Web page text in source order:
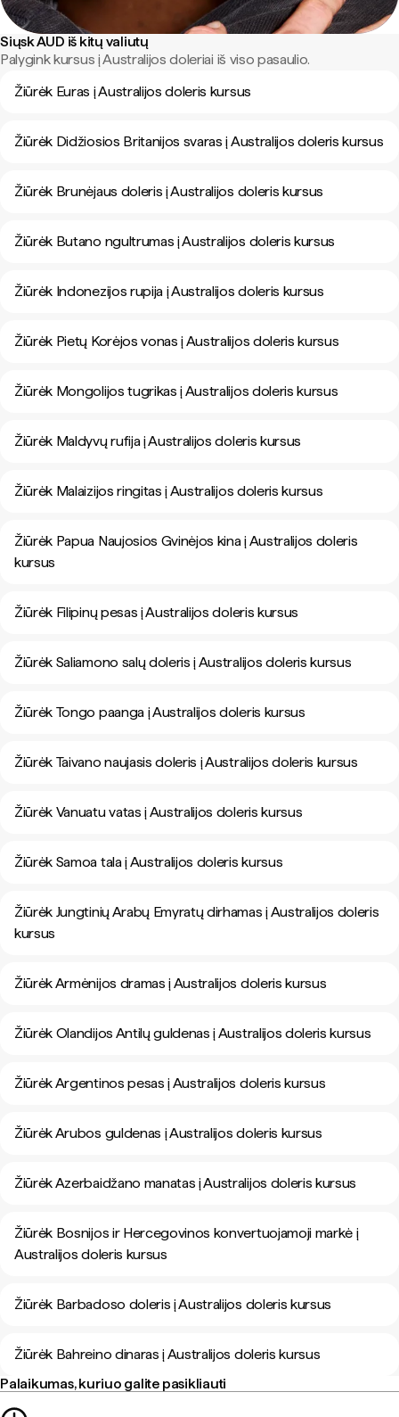
Siųsk AUD iš kitų valiutų
Palygink kursus į Australijos doleriai iš viso pasaulio.
Žiūrėk Euras į Australijos doleris kursus
Žiūrėk Didžiosios Britanijos svaras į Australijos doleris kursus
Žiūrėk Brunėjaus doleris į Australijos doleris kursus
Žiūrėk Butano ngultrumas į Australijos doleris kursus
Žiūrėk Indonezijos rupija į Australijos doleris kursus
Žiūrėk Pietų Korėjos vonas į Australijos doleris kursus
Žiūrėk Mongolijos tugrikas į Australijos doleris kursus
Žiūrėk Maldyvų rufija į Australijos doleris kursus
Žiūrėk Malaizijos ringitas į Australijos doleris kursus
Žiūrėk Papua Naujosios Gvinėjos kina į Australijos doleris
kursus
Žiūrėk Filipinų pesas į Australijos doleris kursus
Žiūrėk Saliamono salų doleris į Australijos doleris kursus
Žiūrėk Tongo paanga į Australijos doleris kursus
Žiūrėk Taivano naujasis doleris į Australijos doleris kursus
Žiūrėk Vanuatu vatas į Australijos doleris kursus
Žiūrėk Samoa tala į Australijos doleris kursus
Žiūrėk Jungtinių Arabų Emyratų dirhamas į Australijos doleris
kursus
Žiūrėk Armėnijos dramas į Australijos doleris kursus
Žiūrėk Olandijos Antilų guldenas į Australijos doleris kursus
Žiūrėk Argentinos pesas į Australijos doleris kursus
Žiūrėk Arubos guldenas į Australijos doleris kursus
Žiūrėk Azerbaidžano manatas į Australijos doleris kursus
Žiūrėk Bosnijos ir Hercegovinos konvertuojamoji markė į
Australijos doleris kursus
Žiūrėk Barbadoso doleris į Australijos doleris kursus
Žiūrėk Bahreino dinaras į Australijos doleris kursus
Palaikumas, kuriuo galite pasikliauti